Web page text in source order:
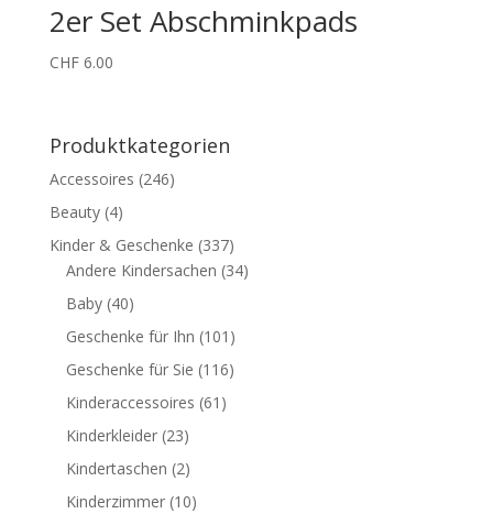
2er Set Abschminkpads
CHF6.00
Produktkategorien
Accessoires (246)
Beauty (4)
Kinder & Geschenke (337)
Andere Kindersachen (34)
Baby (40)
Geschenke für Ihn (101)
Geschenke für Sie (116)
Kinderaccessoires (61)
Kinderkleider (23)
Kindertaschen (2)
Kinderzimmer (10)